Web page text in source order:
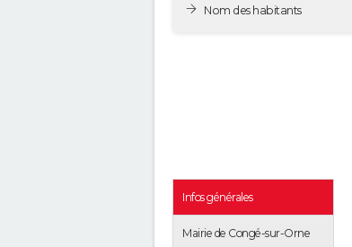
Nom des habitants
Infos générales
Mairie de Congé-sur-Orne